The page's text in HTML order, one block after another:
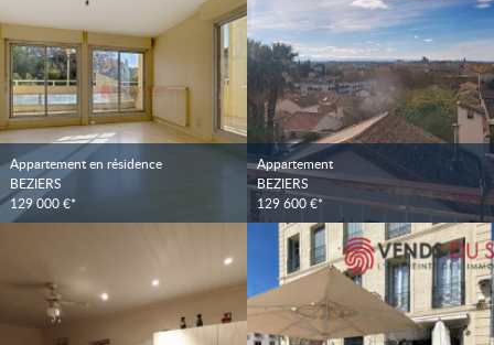
Appartement en résidence
BEZIERS
129 000 €*
Appartement
BEZIERS
129 600 €*